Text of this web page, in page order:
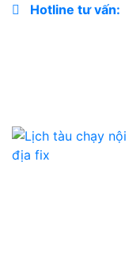
Hotline tư vấn: